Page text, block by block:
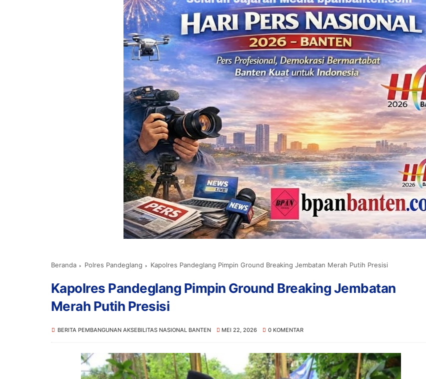
Beranda Polres Pandeglang Kapolres Pandeglang Pimpin Ground Breaking Jembatan Merah Putih Presisi
Kapolres Pandeglang Pimpin Ground Breaking Jembatan
Merah Putih Presisi
BERITA PEMBANGUNAN AKSEBILITAS NASIONAL BANTEN MEI 22, 2026 0 KOMENTAR